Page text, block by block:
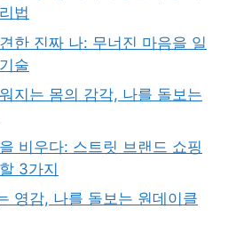
법
한 진짜 나: 무너진 마음을 일
술
지는 몸의 감각, 나를 돌보는
비우다: 스트릿 브랜드 쇼핑
3가지
영감, 나를 돌보는 원데이클